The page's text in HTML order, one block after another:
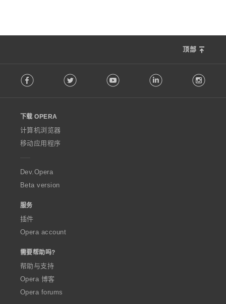
顶部
o
w
O
p
e
a
Facebook Twitter Youtube LinkedIn
下载 OPERA
计算机浏览器
移动应用程序
Dev.Opera
Beta version
服务
插件
Opera account
需要帮助吗?
帮助与支持
Opera 博客
Opera forums